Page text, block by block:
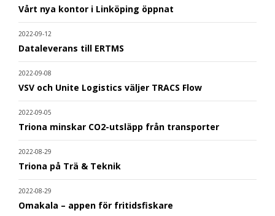
Vårt nya kontor i Linköping öppnat
2022-09-12
Dataleverans till ERTMS
2022-09-08
VSV och Unite Logistics väljer TRACS Flow
2022-09-05
Triona minskar CO2-utsläpp från transporter
2022-08-29
Triona på Trä & Teknik
2022-08-29
Omakala – appen för fritidsfiskare